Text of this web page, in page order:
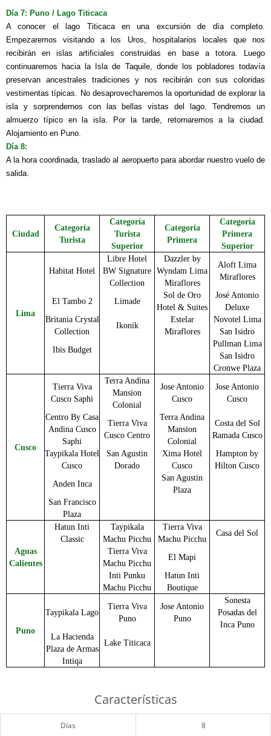
Día 7: Puno / Lago Titicaca
A conocer el lago Titicaca en una excursión de día completo.
Empezaremos visitando a los Uros, hospitalarios locales que nos
recibirán en islas artificiales construidas en base a totora. Luego
continuaremos hacia la Isla de Taquile, donde los pobladores todavía
preservan ancestrales tradiciones y nos recibirán con sus coloridas
vestimentas típicas. No desaprovecharemos la oportunidad de explorar la
isla y sorprendernos con las bellas vistas del lago. Tendremos un
almuerzo típico en la isla. Por la tarde, retornaremos a la ciudad.
Alojamiento en Puno.
Día 8:
A la hora coordinada, traslado al aeropuerto para abordar nuestro vuelo de
salida.
Ciudad
Categoría
Turista
Categoría
Turista
Superior
Categoría
Primera
Categoría
Primera
Superior
Lima
Habitat Hotel
Libre Hotel
BW Signature
Collection
Dazzler by
Wyndam Lima
Miraflores
Aloft Lima
Miraflores
El Tambo 2 Limade
Sol de Oro
Hotel & Suites
José Antonio
Deluxe
Britania Crystal
Collection
Ikonik
Estelar
Miraflores
Novotel Lima
San Isidro
Ibis Budget
Pullman Lima
San Isidro
Cronwe Plaza
Cusco
Tierra Viva
Cusco Saphi
Terra Andina
Mansion
Colonial
Jose Antonio
Cusco
Jose Antonio
Cusco
Centro By Casa
Andina Cusco
Saphi
Tierra Viva
Cusco Centro
Terra Andina
Mansion
Colonial
Costa del Sol
Ramada Cusco
Taypikala Hotel
Cusco
San Agustin
Dorado
Xima Hotel
Cusco
Hampton by
Hilton Cusco
Anden Inca
San Agustin
Plaza
San Francisco
Plaza
Aguas
Calientes
Hatun Inti
Classic
Taypikala
Machu Picchu
Tierra Viva
Machu Picchu
Casa del Sol
Tierra Viva
Machu Picchu
El Mapi
Inti Punku
Machu Picchu
Hatun Inti
Boutique
Puno
Taypikala Lago
Tierra Viva
Puno
Jose Antonio
Puno
Sonesta
Posadas del
Inca Puno
La Hacienda
Plaza de Armas
Lake Titicaca
Intiqa
Características
Días 8